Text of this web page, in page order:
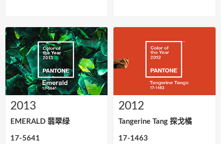
2013
EMERALD 翡翠绿
17-5641
2012
Tangerine Tang 探戈橘
17-1463